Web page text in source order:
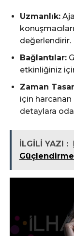
Uzmanlık:
değerlendirir.
Bağlantılar:
etkinliğiniz
Zaman
için harcanan
detaylara
İLGİLİ YAZI :